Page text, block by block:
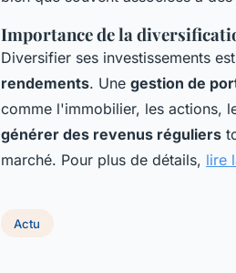
Importance de la
Diversifier ses investissements
rendements. Une gestion de
comme l'immobilier, les actions,
générer des revenus réguliers
marché. Pour plus de détails, lire
Actu